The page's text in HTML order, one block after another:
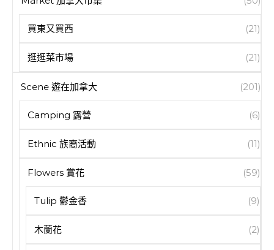
買東又買西 (21)
逛逛菜市場 (21)
Scene 遊在加拿大 (201)
Camping 露營 (6)
Ethnic 族裔活動 (11)
Flowers 賞花 (59)
Tulip 鬱金香 (9)
木蘭花 (2)